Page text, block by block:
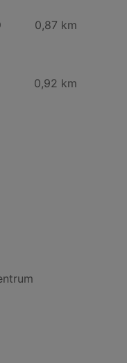
0,87 km
0,92 km